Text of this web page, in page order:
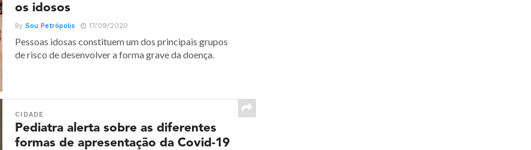
os idosos
BySou Petrópolis 17/09/2020
Pessoas idosas constituem um dos principais grupos
de risco de desenvolver a forma grave da doença.
CIDADE
Pediatra alerta sobre as diferentes
formas de apresentação da Covid-19